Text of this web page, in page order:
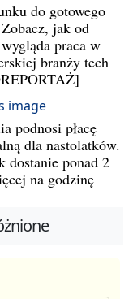
do gotowego
jak od
praca w
branży tech
podnosi płacę
dla nastolatków.
dostanie ponad 2
na godzinę